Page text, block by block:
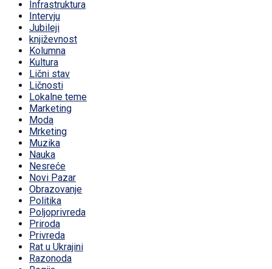
Infrastruktura
Intervju
Jubileji
književnost
Kolumna
Kultura
Lični stav
Ličnosti
Lokalne teme
Marketing
Moda
Mrketing
Muzika
Nauka
Nesreće
Novi Pazar
Obrazovanje
Politika
Poljoprivreda
Priroda
Privreda
Rat u Ukrajini
Razonoda